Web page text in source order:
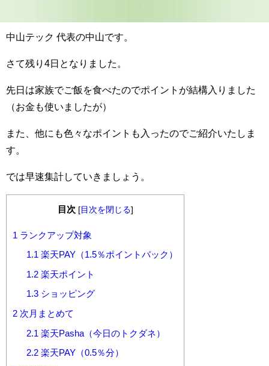
中山テック 代表の中山です。
さて残り4日となりました。
先日は家族でご飯を食べたのでポイントが結構入りました
（お金も使いましたが）
また、他にも色々なポイントも入ったのでご紹介いたしま
す。
では早速集計していきましょう。
目次 [目次を閉じる]
1 ランクアップ対象
1.1 楽天PAY（1.5％ポイントバック）
1.2楽天ポイント
1.3ショッピング
2 次月まとめて
2.1 楽天Pasha（今日のトクダネ）
2.2楽天PAY（0.5％分）